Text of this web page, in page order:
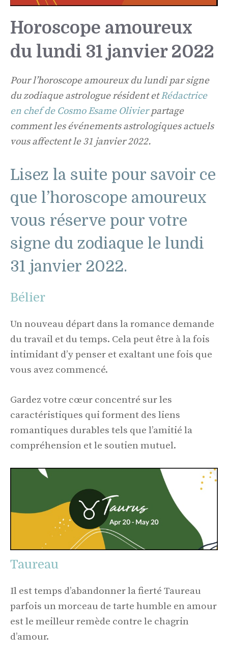
Horoscope amoureux
du lundi 31 janvier 2022
Pour l’horoscope amoureux du lundi par signe
du zodiaque astrologue résident etRédactrice
en chef de Cosmo Esame Olivierpartage
comment les événements astrologiques actuels
vous affectent le 31 janvier 2022.
Lisez la suite pour savoir ce
que l’horoscope amoureux
vous réserve pour votre
signe du zodiaque le lundi
31 janvier 2022.
Bélier
Un nouveau départ dans la romance demande
du travail et du temps. Cela peut être à la fois
intimidant d’y penser et exaltant une fois que
vous avez commencé.
Gardez votre cœur concentré sur les
caractéristiques qui forment des liens
romantiques durables tels que l’amitié la
compréhension et le soutien mutuel.
Taureau
Il est temps d’abandonner la fierté Taureau
parfois un morceau de tarte humble en amour
est le meilleur remède contre le chagrin
d’amour.